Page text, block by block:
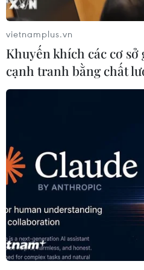
14/05/2014 05:29
Giáo sư Artha Nantachukra,
cứu Phupan, cho rằng
khỏi cộng đồng quốc tế và
vietnamplus.vn
Khuyến khích các cơ sở
cạnh tranh bằng chất